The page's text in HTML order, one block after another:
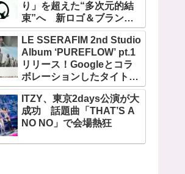
り」を超えた“多次元的結
束”へ 新ロゴ＆ブランド
フィルム公開
LE SSERAFIM 2nd Studio
Album ‘PUREFLOW’ pt.1
リリース！Googleとコラ
ボレーションしたタイトル
曲「BOOMPALA」MVも公
開
ITZY、東京2days公演が大
成功 話題曲「THAT’S A
NO NO」で会場熱狂